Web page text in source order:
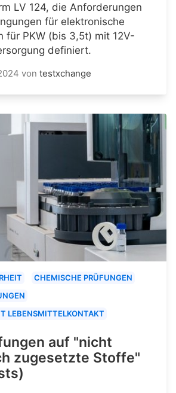
LV 124, die Anforderungen
für elektronische
für PKW (bis 3,5t) mit 12V-
definiert.
von testxchange
CHEMISCHE PRÜFUNGEN
LEBENSMITTELKONTAKT
auf "nicht
zugesetzte Stoffe"